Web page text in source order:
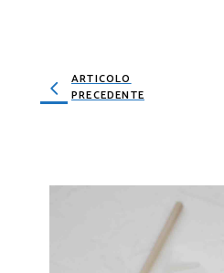
ARTICOLO
PRECEDENTE